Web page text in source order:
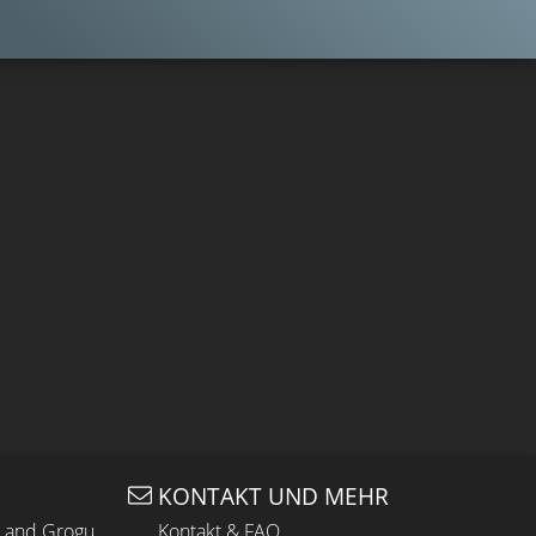
KONTAKT UND MEHR